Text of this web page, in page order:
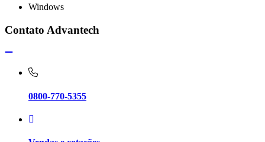
Windows
Contato Advantech
0800-770-5355